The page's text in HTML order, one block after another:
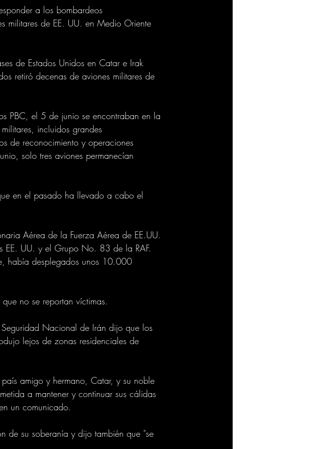
a los bombardeos
militares de EE. UU. en Medio Oriente
de Estados Unidos en Catar e Irak
retiró decenas de aviones militares de
PBC, el 5 de junio se encontraban en la
incluidos grandes
de reconocimiento y operaciones
solo tres aviones permanecían
en el pasado ha llevado a cabo el
Aérea de la Fuerza Aérea de EE.UU.
EE. UU. y el Grupo No. 83 de la RAF.
había desplegados unos 10.000
no se reportan víctimas.
Nacional de Irán dijo que los
lejos de zonas residenciales de
amigo y hermano, Catar, y su noble
a mantener y continuar sus cálidas
un comunicado.
de su soberanía y dijo también que "se